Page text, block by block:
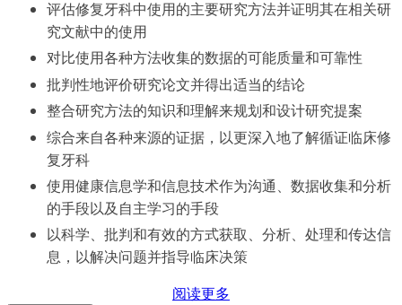
评估修复牙科中使用的主要研究方法并证明其在相关研
究文献中的使用
对比使用各种方法收集的数据的可能质量和可靠性
批判性地评价研究论文并得出适当的结论
整合研究方法的知识和理解来规划和设计研究提案
综合来自各种来源的证据，以更深入地了解循证临床修
复牙科
使用健康信息学和信息技术作为沟通、数据收集和分析
的手段以及自主学习的手段
以科学、批判和有效的方式获取、分析、处理和传达信
息，以解决问题并指导临床决策
阅读更多